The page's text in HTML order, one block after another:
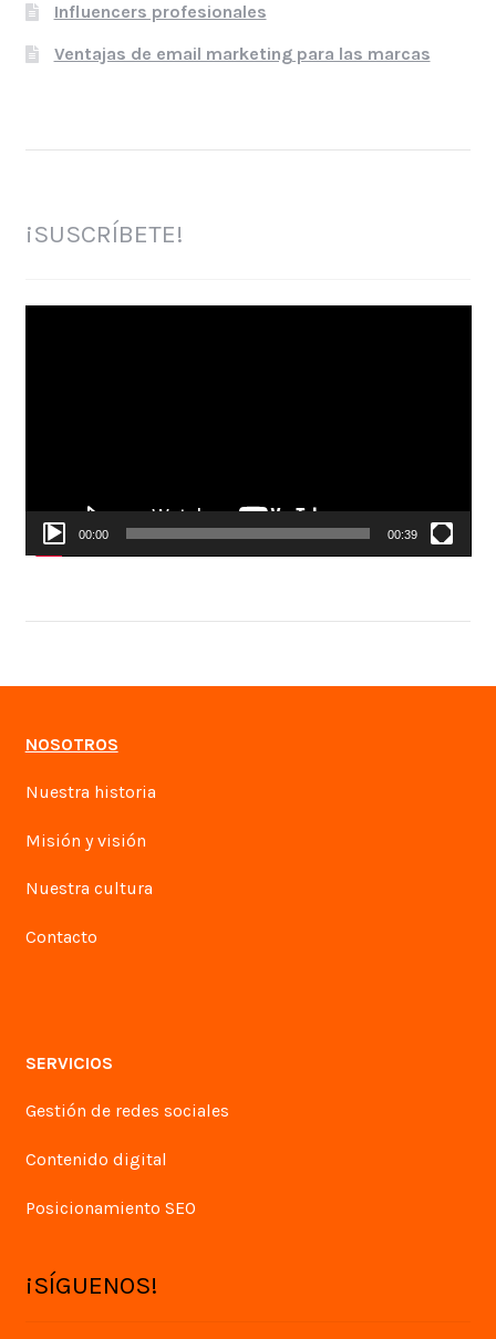
Influencers profesionales
Ventajas de email marketing para las marcas
¡SUSCRÍBETE!
00:00 00:39
NOSOTROS
Nuestra historia
Misión y visión
Nuestra cultura
Contacto
SERVICIOS
Gestión de redes sociales
Contenido digital
Posicionamiento SEO
¡SÍGUENOS!